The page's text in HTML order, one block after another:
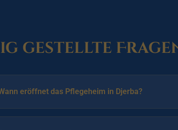
gestellte
eröffnet das Pflegeheim in Djerba?